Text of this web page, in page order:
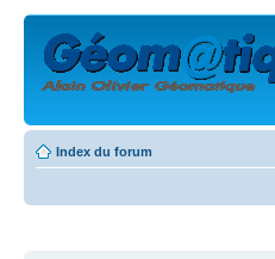
Index du forum